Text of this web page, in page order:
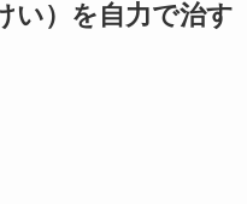
い）を自力で治す